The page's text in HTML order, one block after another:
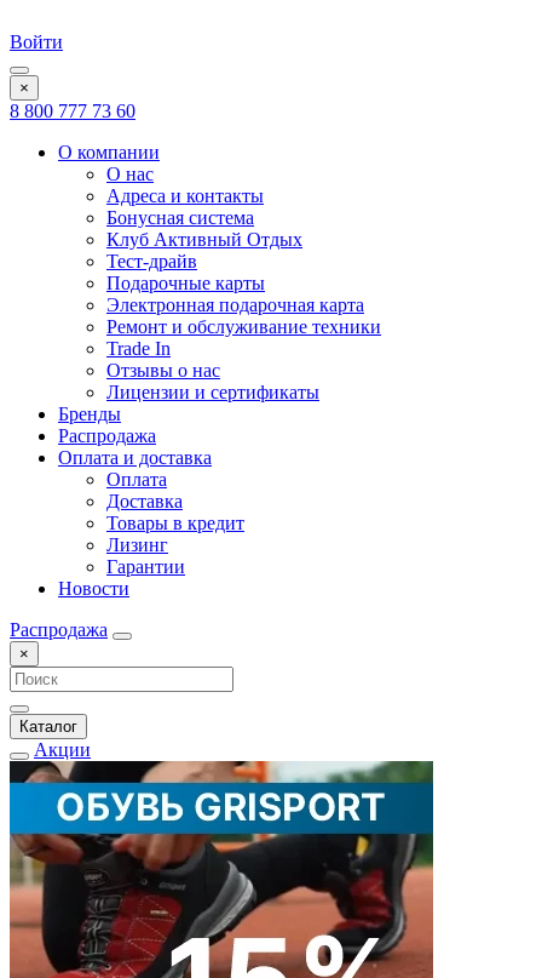
Войти
×
8 800 777 73 60
О компании
О нас
Адреса и контакты
Бонусная система
Клуб Активный Отдых
Тест-драйв
Подарочные карты
Электронная подарочная карта
Ремонт и обслуживание техники
Trade In
Отзывы о нас
Лицензии и сертификаты
Бренды
Распродажа
Оплата и доставка
Оплата
Доставка
Товары в кредит
Лизинг
Гарантии
Новости
Распродажа
×
Каталог
Акции